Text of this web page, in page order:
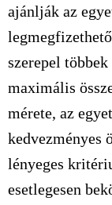
ajánlják az
szerepel
maximális
mérete, az
kedvezményes
lényeges
esetlegesen